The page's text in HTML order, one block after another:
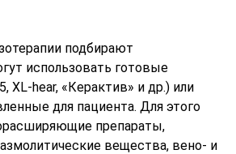
подбирают
использовать готовые
XL-hear, «Керактив» и др.) или
для пациента. Для этого
препараты,
вещества, вено- и